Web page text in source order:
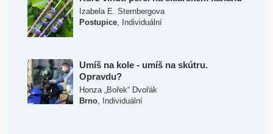
Izabela E. Sternbergova
Postupice, Individuální
Umíš na kole - umíš na skútru.
Opravdu?
Honza „Bořek“ Dvořák
Brno, Individuální